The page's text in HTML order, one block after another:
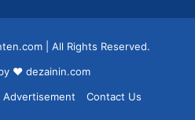
| All Rights Reserved.
❤ dezainin.com
Advertisement Contact Us